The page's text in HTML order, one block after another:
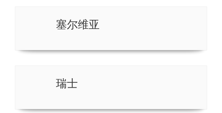
塞尔维亚
瑞士